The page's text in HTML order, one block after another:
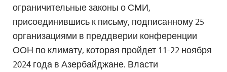
ограничительные законы о СМИ,
присоединившись к письму, подписанному 25
организациями в преддверии конференции
ООН по климату, которая пройдет 11-22 ноября
2024 года в Азербайджане. Власти